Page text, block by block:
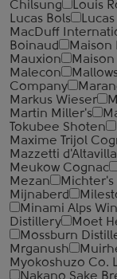
Chilsung
Louis
Lucas Bols
MacDuff
Boinaud
Maison
Mauxion
Malecon
Company
Markus Wieser
Martin Miller's
Tokubee Shoten
Maxime Trijol
Mazzetti d'Altavilla
Meukow Cognac
Mezan
Mijnaberd
Minami Alps
Distillery
Moet
Mossburn
Mrganush
Myokoshuzo Co.